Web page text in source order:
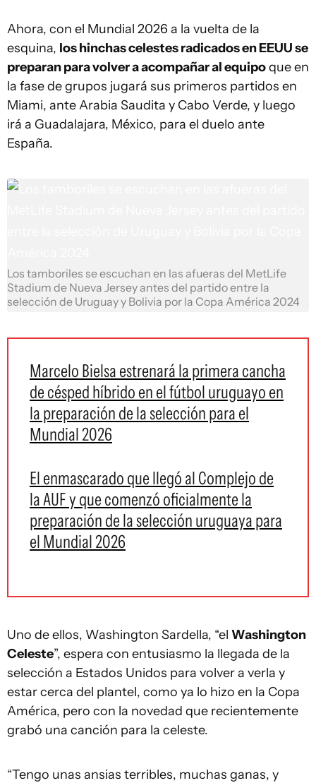
Ahora, con el Mundial 2026 a la vuelta de la
esquina, los hinchas celestes radicados en EEUU se
preparan para volver a acompañar al equipoque en
la fase de grupos jugará sus primeros partidos en
Miami, ante Arabia Saudita y Cabo Verde, y luego
irá a Guadalajara, México, para el duelo ante
España.
Los tamboriles se escuchan en las afueras del MetLife
Stadium de Nueva Jersey antes del partido entre la
selección de Uruguay y Bolivia por la Copa América 2024
Marcelo Bielsa estrenará la primera cancha
de césped híbrido en el fútbol uruguayo en
la preparación de la selección para el
Mundial 2026
El enmascarado que llegó al Complejo de
la AUF y que comenzó oficialmente la
preparación de la selección uruguaya para
el Mundial 2026
Uno de ellos, Washington Sardella, “el Washington
Celeste”, espera con entusiasmo la llegada de la
selección a Estados Unidos para volver a verla y
estar cerca del plantel, como ya lo hizo en la Copa
América, pero con la novedad que recientemente
grabó una canción para la celeste.
“Tengo unas ansias terribles, muchas ganas, y